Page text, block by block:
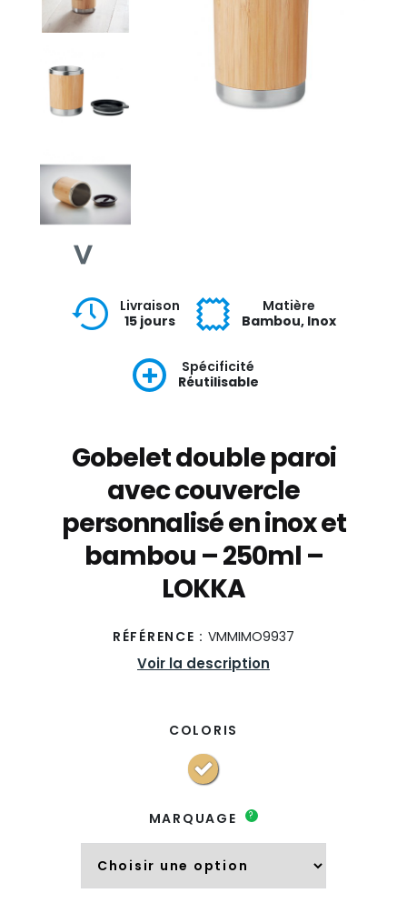
Livraison
15 jours
Matière
Bambou, Inox
Spécificité
Réutilisable
Gobelet double paroi
avec couvercle
personnalisé en inox et
bambou – 250ml –
LOKKA
RÉFÉRENCE : VMMIMO9937
Voir la description
COLORIS
MARQUAGE ?